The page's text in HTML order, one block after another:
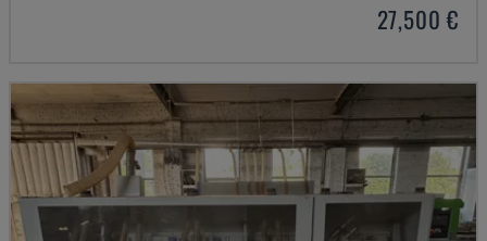
27,500 €